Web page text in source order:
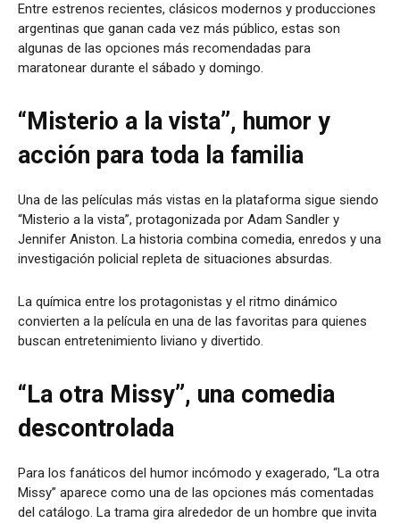
Entre estrenos recientes, clásicos modernos y producciones
argentinas que ganan cada vez más público, estas son
algunas de las opciones más recomendadas para
maratonear durante el sábado y domingo.
“Misterio a la vista”, humor y
acción para toda la familia
Una de las películas más vistas en la plataforma sigue siendo
“Misterio a la vista”, protagonizada por Adam Sandler y
Jennifer Aniston. La historia combina comedia, enredos y una
investigación policial repleta de situaciones absurdas.
La química entre los protagonistas y el ritmo dinámico
convierten a la película en una de las favoritas para quienes
buscan entretenimiento liviano y divertido.
“La otra Missy”, una comedia
descontrolada
Para los fanáticos del humor incómodo y exagerado, “La otra
Missy” aparece como una de las opciones más comentadas
del catálogo. La trama gira alrededor de un hombre que invita